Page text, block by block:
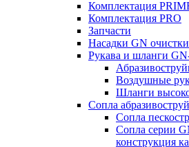
Комплектация
Комплектация PRO
Запчасти
Насадки GN
Рукава и шланги
Воздушные
Шланги
Сопла
Сопла
Сопла серии
конструкция